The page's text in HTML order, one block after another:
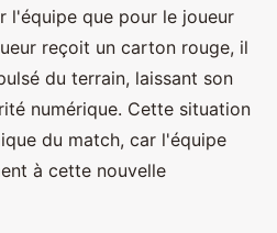
l'équipe que pour le joueur
reçoit un carton rouge, il
du terrain, laissant son
numérique. Cette situation
du match, car l'équipe
à cette nouvelle